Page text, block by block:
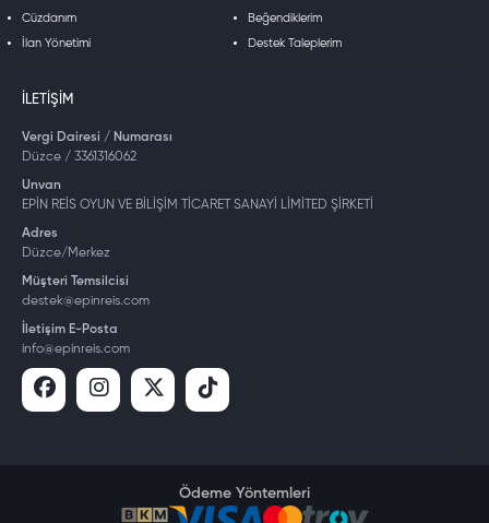
Cüzdanım Beğendiklerim
İlan Yönetimi Destek Taleplerim
İLETIŞIM
Vergi Dairesi / Numarası
Düzce / 3361316062
Unvan
EPİN REİS OYUN VE BİLİŞİM TİCARET SANAYİ LİMİTED ŞİRKETİ
Adres
Düzce/Merkez
Müşteri Temsilcisi
destek@epinreis.com
İletişim E-Posta
info@epinreis.com
Ödeme Yöntemleri